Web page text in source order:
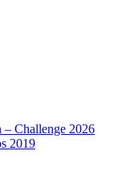
– Challenge 2026
2019